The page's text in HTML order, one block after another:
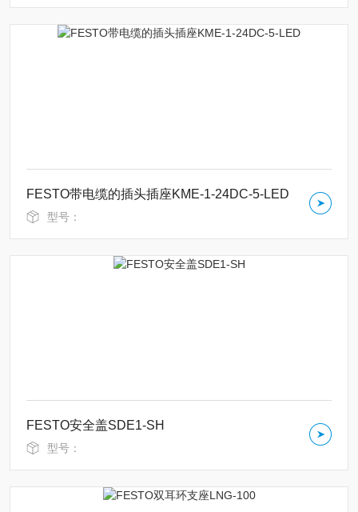
FESTO带电缆的插头插座KME-1-24DC-5-LED
型号：
FESTO安全盖SDE1-SH
型号：